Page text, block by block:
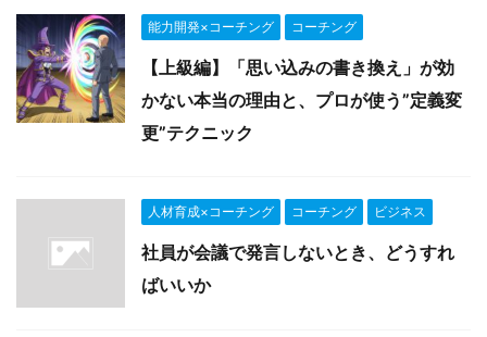
能力開発×コーチング コーチング
【上級編】「思い込みの書き換え」が効
かない本当の理由と、プロが使う”定義変
更”テクニック
人材育成×コーチング コーチング ビジネス
社員が会議で発言しないとき、どうすれ
ばいいか